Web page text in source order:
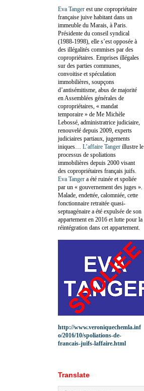
Eva Tanger est une copropriétaire
française juive habitant dans un
immeuble du Marais, à Paris.
Présidente du conseil syndical
(1988-1998), elle s’est opposée à
des illégalités commises par des
copropriétaires. Emprises illégales
sur des parties communes,
convoitise et spéculation
immobilières, soupçons
d’antisémitisme, abus de majorité
en Assemblées générales de
copropriétaires, « mandat
temporaire » de Me Michèle
Lebossé, administratrice judiciaire,
renouvelé depuis 2009, experts
judiciaires partiaux, jugements
iniques… L’affaire Tanger illustre le
processus de spoliations
immobilières depuis 2000 visant
des copropriétaires français juifs.
Eva Tanger a été ruinée et spoliée
par un « gouvernement des juges ».
Malade, endettée, calomniée, cette
fonctionnaire retraitée quasi-
septuagénaire a été expulsée de son
appartement en 2016 et lutte pour la
réintégration dans cet appartement.
http://www.veroniquechemla.inf
o/2016/10/spoliations-de-
francais-juifs-laffaire.html
Translate